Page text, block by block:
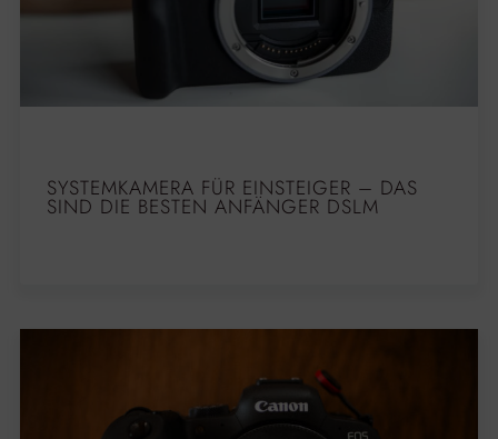
SYSTEMKAMERA FÜR EINSTEIGER – DAS
SIND DIE BESTEN ANFÄNGER DSLM